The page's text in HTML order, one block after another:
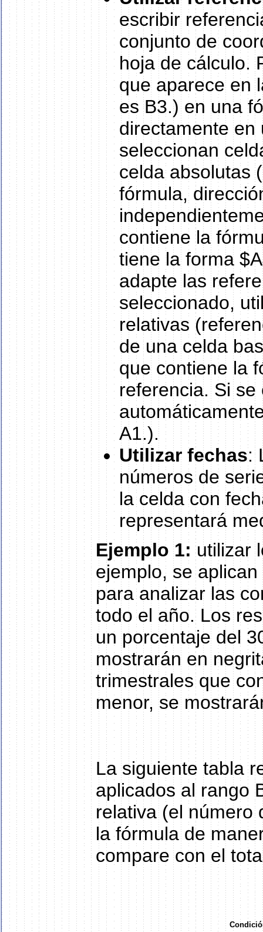
escribir
conjunto de
hoja de cálculo.
que aparece en
es B3.) en una
directamente en
seleccionan
celda absolutas
fórmula,
contiene la
tiene la forma
adapte las
seleccionado,
relativas
de una celda
que contiene la
referencia. Si
A1.).
Utilizar fechas:
números de
la celda con
representará
Ejemplo 1:utilizar
ejemplo, se
para analizar las
todo el año. Los
un porcentaje del
mostrarán en
trimestrales que
menor, se
La siguiente tabla
aplicados al rango
relativa (el número
la fórmula de
compare con el